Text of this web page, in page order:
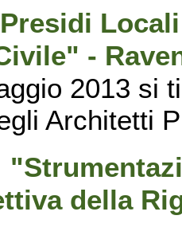
-
2013 si
Architetti
della